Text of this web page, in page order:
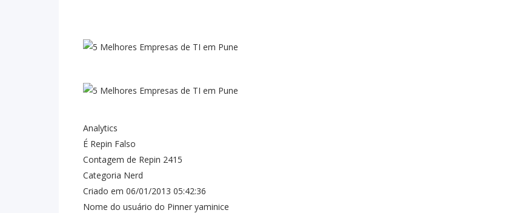
Analytics
É Repin Falso
Contagem de Repin 2415
Categoria Nerd
Criado em 06/01/2013 05:42:36
Nome do usuário do Pinner yaminice